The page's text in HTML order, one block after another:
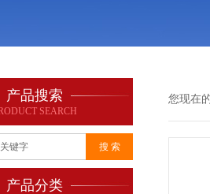
产品搜索
SEARCH
产品分类
您现在